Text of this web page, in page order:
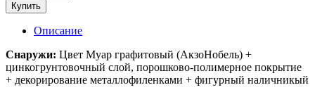
Купить
Описание
Снаружи: Цвет Муар графитовый (АкзоНобель) +
цинкогрунтовочный слой, порошково-полимерное покрытие
+ декорирование металлофиленками + фигурный наличникый